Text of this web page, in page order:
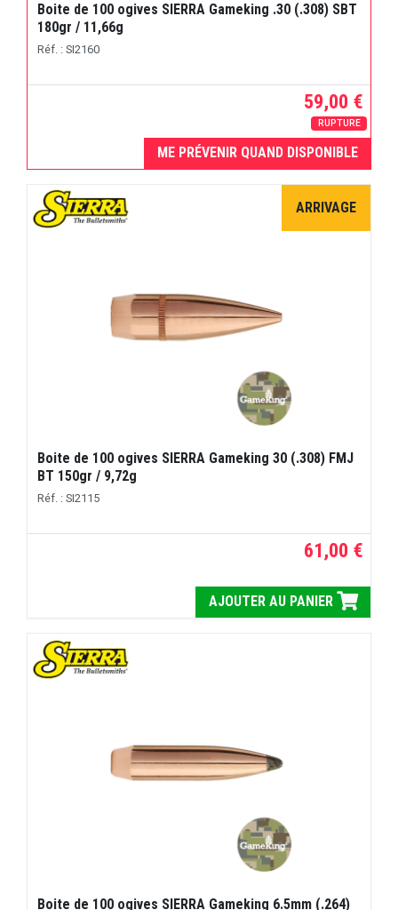
Boite de 100 ogives SIERRA Gameking .30 (.308) SBT
180gr / 11,66g
Réf. : SI2160
59,00 €
RUPTURE
ME PRÉVENIR QUAND DISPONIBLE
ARRIVAGE
Boite de 100 ogives SIERRA Gameking 30 (.308) FMJ
BT 150gr / 9,72g
Réf. : SI2115
61,00 €
AJOUTER AU PANIER
Boite de 100 ogives SIERRA Gameking 6.5mm (.264)